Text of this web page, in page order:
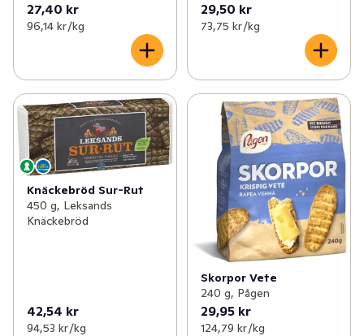
27,40 kr
96,14 kr /kg
29,50 kr
73,75 kr /kg
Knäckebröd Sur-Rut
450 g, Leksands
Knäckebröd
42,54 kr
94,53 kr /kg
Skorpor Vete
240 g, Pågen
29,95 kr
124,79 kr /kg